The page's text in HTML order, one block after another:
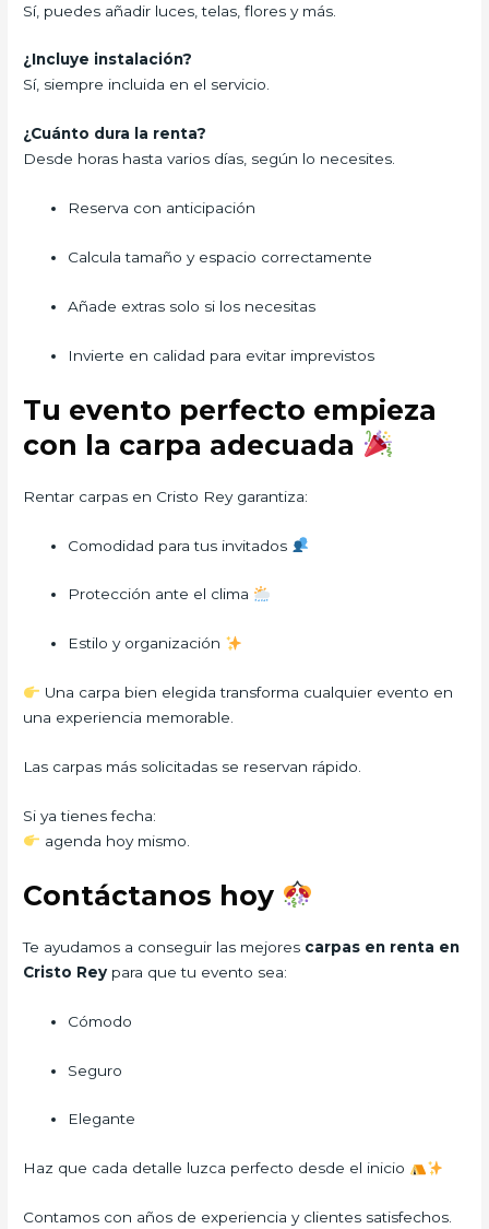
Sí, puedes añadir luces, telas, flores y más.
¿Incluye instalación?
Sí, siempre incluida en el servicio.
¿Cuánto dura la renta?
Desde horas hasta varios días, según lo necesites.
Reserva con anticipación
Calcula tamaño y espacio correctamente
Añade extras solo si los necesitas
Invierte en calidad para evitar imprevistos
Tu evento perfecto empieza
con la carpa adecuada
Rentar carpas en Cristo Rey garantiza:
Comodidad para tus invitados
Protección ante el clima
Estilo y organización
Una carpa bien elegida transforma cualquier evento en
una experiencia memorable.
Las carpas más solicitadas se reservan rápido.
Si ya tienes fecha:
agenda hoy mismo.
Contáctanos hoy
Te ayudamos a conseguir las mejores carpas en renta en
Cristo Rey para que tu evento sea:
Cómodo
Seguro
Elegante
Haz que cada detalle luzca perfecto desde el inicio
Contamos con años de experiencia y clientes satisfechos.